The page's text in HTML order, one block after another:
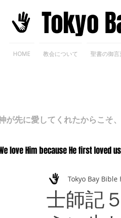
​Tokyo
HOME 教会について 聖書の御言
が先に愛してくれたからこそ
love Him because He first loved
士師記
Tokyo Bay Bible